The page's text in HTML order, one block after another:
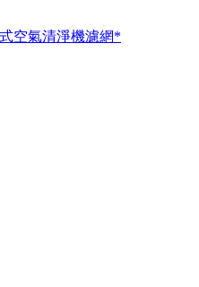
空氣清淨機濾網*